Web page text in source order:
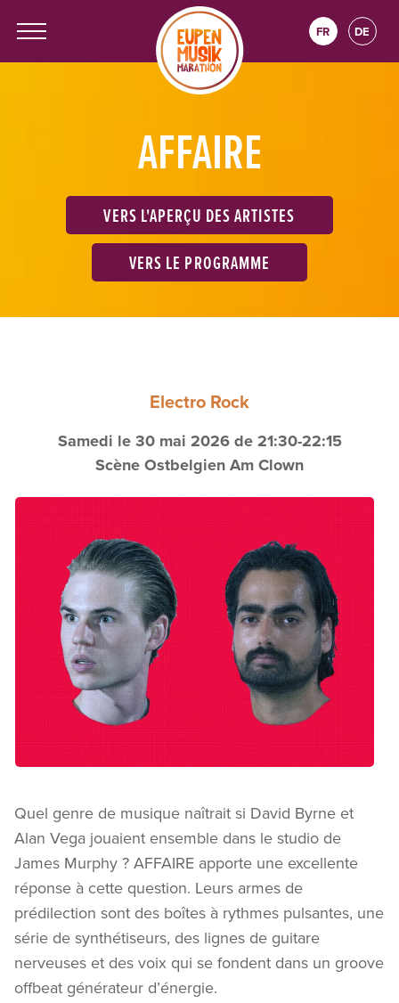
FR DE
AFFAIRE
VERS L'APERÇU DES ARTISTES
VERS LE PROGRAMME
Electro Rock
Samedi le 30 mai 2026 de 21:30-22:15
Scène Ostbelgien Am Clown
Quel genre de musique naîtrait si David Byrne et
Alan Vega jouaient ensemble dans le studio de
James Murphy ? AFFAIRE apporte une excellente
réponse à cette question. Leurs armes de
prédilection sont des boîtes à rythmes pulsantes, une
série de synthétiseurs, des lignes de guitare
nerveuses et des voix qui se fondent dans un groove
offbeat générateur d’énergie.